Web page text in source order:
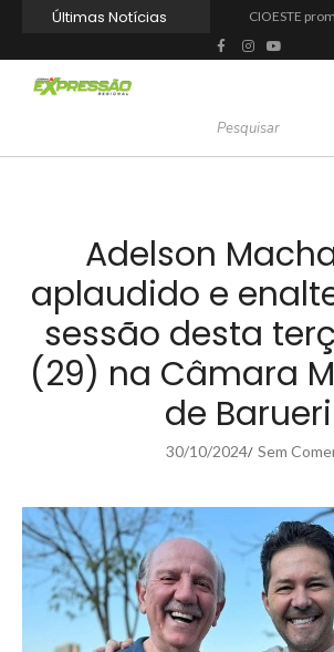
Últimas Notícias
Adelson
aplaudido e
sessão desta
(29) na Câmara
de Barueri
30/10/2024/ Sem